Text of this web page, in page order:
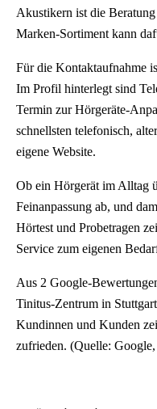
Akustikern ist die
Marken-Sortiment kann
Für die Kontaktaufnahme
Im Profil hinterlegt sind
Termin zur Hörgeräte-
schnellsten telefonisch,
eigene Website.
Ob ein Hörgerät im Alltag
Feinanpassung ab, und
Hörtest und Probetragen
Service zum eigenen
Aus 2 Google-
Tinitus-Zentrum in
Kundinnen und Kunden
zufrieden. (Quelle: